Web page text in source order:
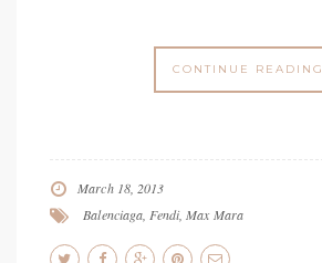
CONTINUE READING
March 18, 2013
Balenciaga Fendi, Max Mara